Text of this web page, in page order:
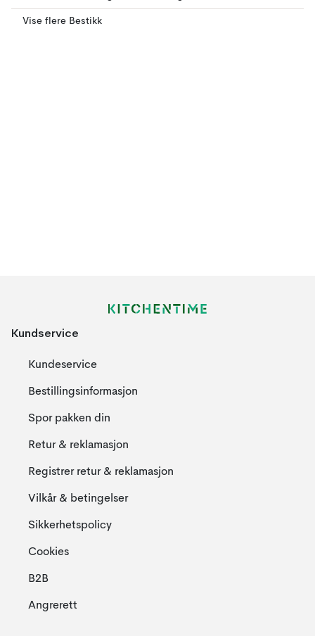
Vise flere Bestikk
Kundservice
Kundeservice
Bestillingsinformasjon
Spor pakken din
Retur & reklamasjon
Registrer retur & reklamasjon
Vilkår & betingelser
Sikkerhetspolicy
Cookies
B2B
Angrerett